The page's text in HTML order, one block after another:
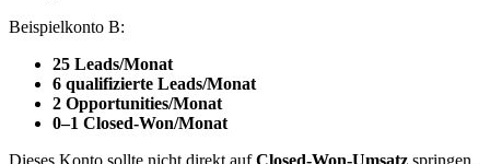
Beispielkonto B:
25 Leads/Monat
6 qualifizierte Leads/Monat
2 Opportunities/Monat
0–1 Closed-Won/Monat
Dieses Konto sollte nicht direkt aufClosed-Won-Umsatz springen.